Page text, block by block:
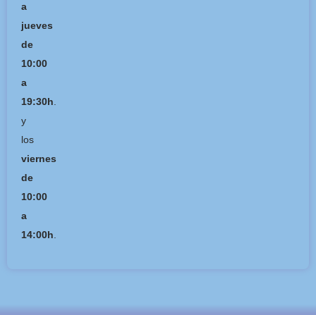
a
jueves
de
10:00
a
19:30h
y
los
viernes
de
10:00
a
14:00h